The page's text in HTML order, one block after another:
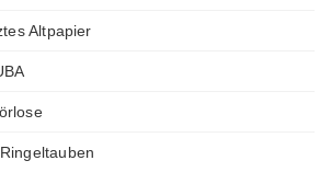
Altpapier